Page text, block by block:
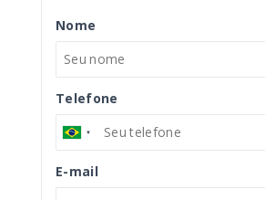
Nome
Telefone
E-mail